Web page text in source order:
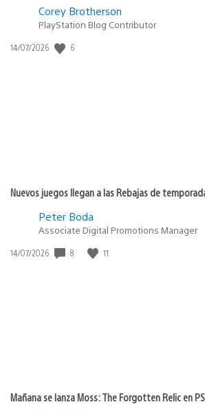
Corey Brotherson
PlayStation Blog Contributor
Fecha
14/07/2026 6
Nuevos juegos llegan a las Rebajas de
Peter Boda
Associate Digital Promotions Manager
Fecha
14/07/2026 8 11
Mañana se lanza Moss: The Forgotten Relic en